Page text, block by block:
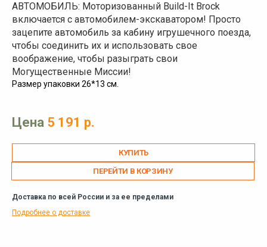
АВТОМОБИЛЬ: Моторизованный Build-It Brock
включается с автомобилем-экскаватором! Просто
зацепите автомобиль за кабину игрушечного поезда,
чтобы соединить их и использовать свое
воображение, чтобы разыграть свои
Могущественные Миссии!
Размер упаковки 26*13 см.
Цена 5 191 р.
ПЕРЕЙТИ В КОРЗИНУ
Доставка по всей России и за ее пределами
Подробнее о доставке